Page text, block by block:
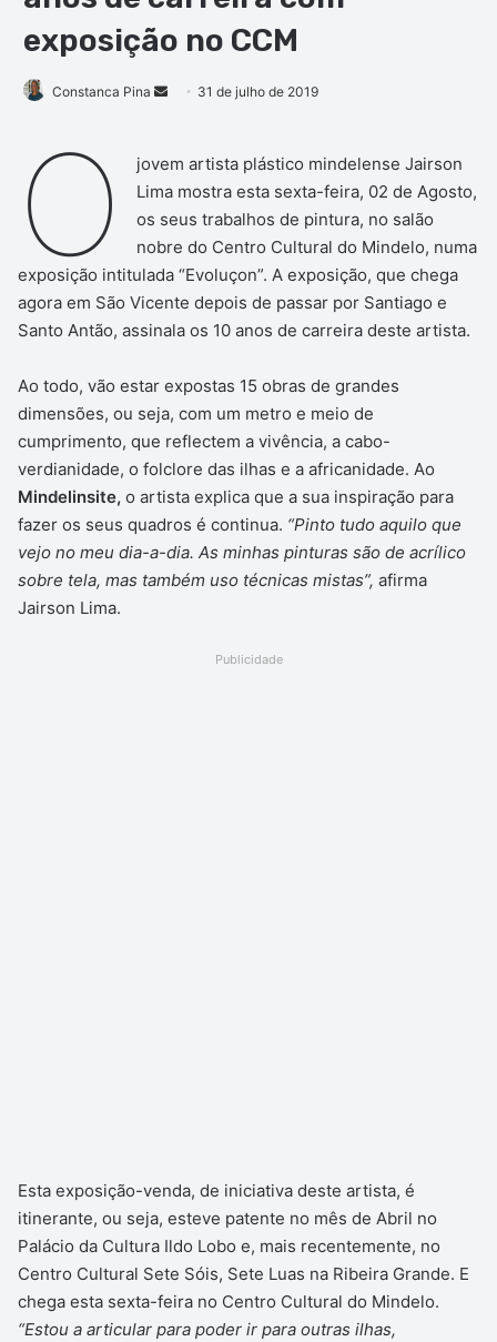
exposição no CCM
Constanca Pina
Mande
mail
31 de julho de 2019
O
jovem artista plástico mindelense Jairson
Lima mostra esta sexta-feira, 02 de Agosto,
os seus trabalhos de pintura, no salão
nobre do Centro Cultural do Mindelo, numa
exposição intitulada “Evoluçon”. A exposição, que chega
agora em São Vicente depois de passar por Santiago e
Santo Antão, assinala os 10 anos de carreira deste artista.
Ao todo, vão estar expostas 15 obras de grandes
dimensões, ou seja, com um metro e meio de
cumprimento, que reflectem a vivência, a cabo-
verdianidade, o folclore das ilhas e a africanidade. Ao
Mindelinsite, o artista explica que a sua inspiração para
fazer os seus quadros é continua. “Pinto tudo aquilo que
vejo no meu dia-a-dia. As minhas pinturas são de acrílico
sobre tela, mas também uso técnicas mistas”, afirma
Jairson Lima.
Publicidade
Esta exposição-venda, de iniciativa deste artista, é
itinerante, ou seja, esteve patente no mês de Abril no
Palácio da Cultura Ildo Lobo e, mais recentemente, no
Centro Cultural Sete Sóis, Sete Luas na Ribeira Grande. E
chega esta sexta-feira no Centro Cultural do Mindelo.
“Estou a articular para poder ir para outras ilhas,